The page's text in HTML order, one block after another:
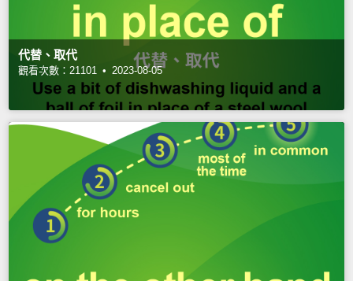
代替、取代
觀看次數：21101 • 2023-08-05